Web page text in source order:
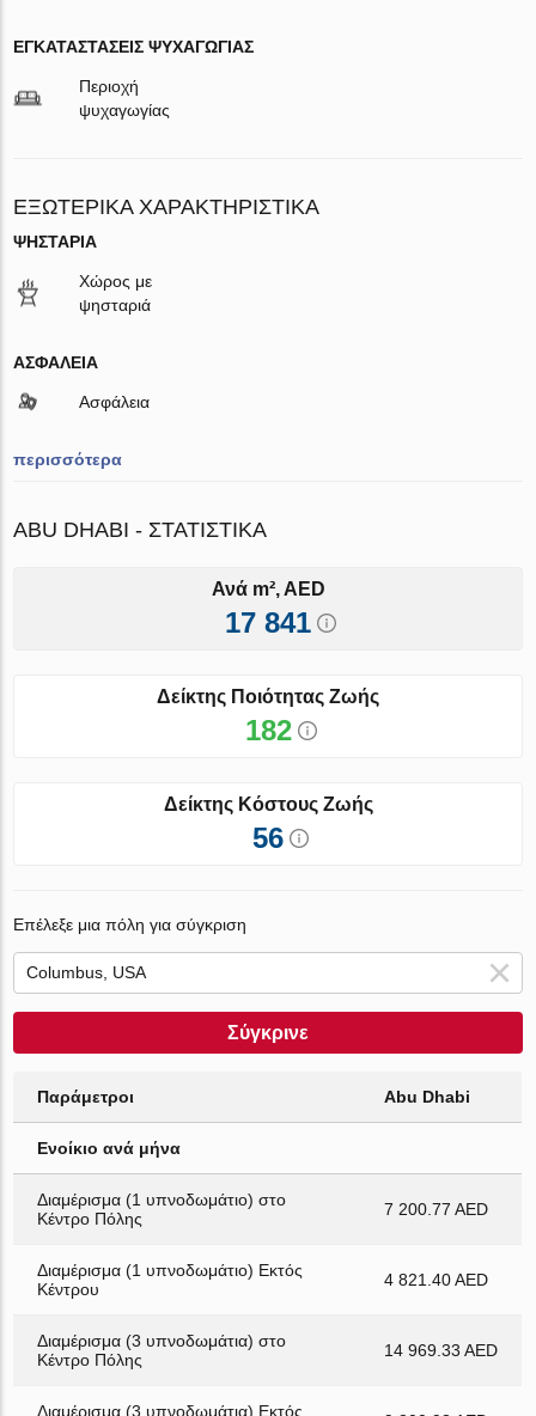
ΕΓΚΑΤΑΣΤΆΣΕΙΣ ΨΥΧΑΓΩΓΊΑΣ
Περιοχή
ψυχαγωγίας
ΕΞΩΤΕΡΙΚΆ ΧΑΡΑΚΤΗΡΙΣΤΙΚΆ
ΨΗΣΤΑΡΙΆ
Χώρος με
ψησταριά
ΑΣΦΆΛΕΙΑ
Ασφάλεια
περισσότερα
ABU DHABI - ΣΤΑΤΙΣΤΙΚΆ
Ανά m², AED
17 841
Δείκτης Ποιότητας Ζωής
182
Δείκτης Κόστους Ζωής
56
Επέλεξε μια πόλη για σύγκριση
Σύγκρινε
Παράμετροι Abu Dhabi
Ενοίκιο ανά μήνα
Διαμέρισμα (1 υπνοδωμάτιο) στο
Κέντρο Πόλης
7 200.77 AED
Διαμέρισμα (1 υπνοδωμάτιο) Εκτός
Κέντρου
4 821.40 AED
Διαμέρισμα (3 υπνοδωμάτια) στο
Κέντρο Πόλης
14 969.33 AED
Διαμέρισμα (3 υπνοδωμάτια) Εκτός